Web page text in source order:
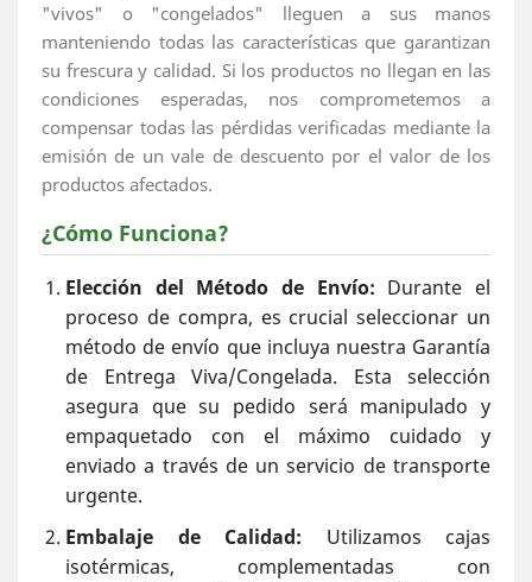
"vivos" o "congelados" lleguen a sus manos
manteniendo todas las características que garantizan
su frescura y calidad. Si los productos no llegan en las
condiciones esperadas, nos comprometemos a
compensar todas las pérdidas verificadas mediante la
emisión de un vale de descuento por el valor de los
productos afectados.
¿Cómo Funciona?
Elección del Método de Envío: Durante el
proceso de compra, es crucial seleccionar un
método de envío que incluya nuestra Garantía
de Entrega Viva/Congelada. Esta selección
asegura que su pedido será manipulado y
empaquetado con el máximo cuidado y
enviado a través de un servicio de transporte
urgente.
Embalaje de Calidad: Utilizamos cajas
isotérmicas, complementadas con